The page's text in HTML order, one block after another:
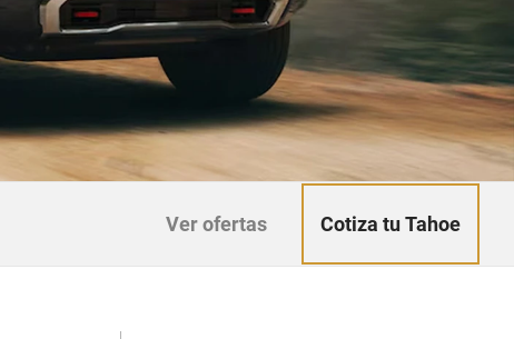
Ver ofertas Cotiza tu Tahoe